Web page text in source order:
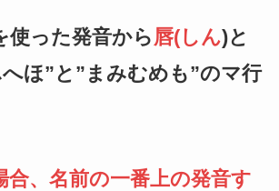
使った発音から 唇(しん)と
ほ”と”まみむめも”のマ行
合、名前の一番上の発音す